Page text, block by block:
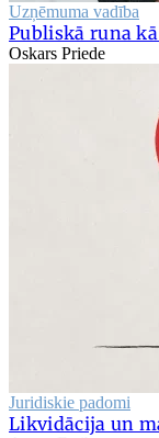
Uzņēmuma vadība
Publiskā runa
Oskars Priede
Juridiskie padomi
Likvidācija un